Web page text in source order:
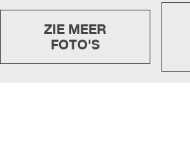
ZIE MEER
FOTO'S